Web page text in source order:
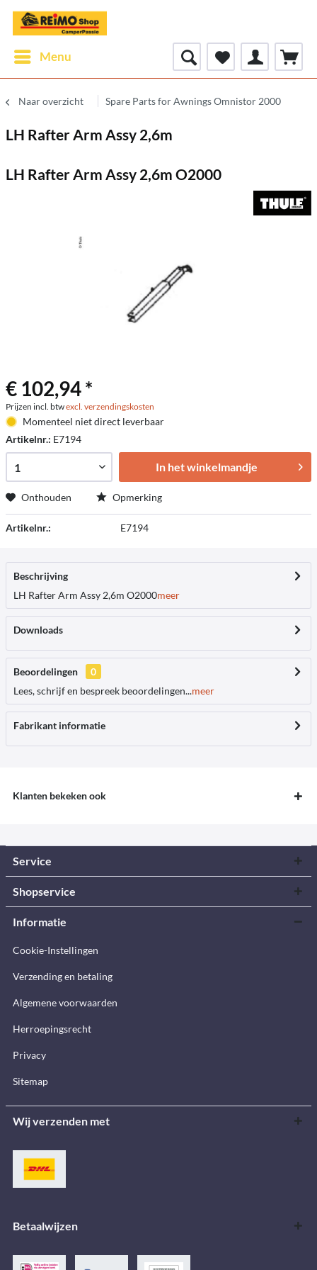
Menu
Naar overzicht Spare Parts for Awnings Omnistor 2000
LH Rafter Arm Assy 2,6m
LH Rafter Arm Assy 2,6m O2000
€ 102,94 *
Prijzen incl. btwexcl. verzendingskosten
Momenteel niet direct leverbaar
Artikelnr.: E7194
In het winkelmandje
Onthouden Opmerking
Artikelnr.: E7194
Beschrijving
LH Rafter Arm Assy 2,6m O2000meer
Downloads
Beoordelingen
0
Lees, schrijf en bespreek beoordelingen...meer
Fabrikant informatie
Klanten bekeken ook
Service
Shopservice
Informatie
Cookie-Instellingen
Verzending en betaling
Algemene voorwaarden
Herroepingsrecht
Privacy
Sitemap
Wij verzenden met
Betaalwijzen